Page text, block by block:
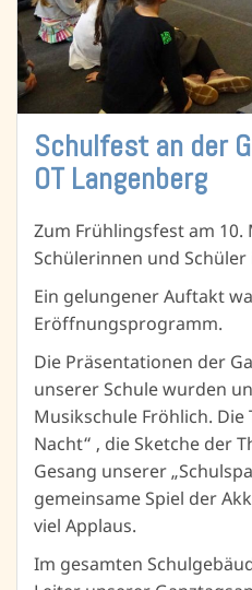
Schulfest an der
OT Langenberg
Zum Frühlingsfest am 10.
Schülerinnen und
Ein gelungener Auftakt
Eröffnungsprogramm.
Die Präsentationen der
unserer Schule wurden
Musikschule Fröhlich. Die
Nacht“ , die Sketche der
Gesang unserer
gemeinsame Spiel der
viel Applaus.
Im gesamten